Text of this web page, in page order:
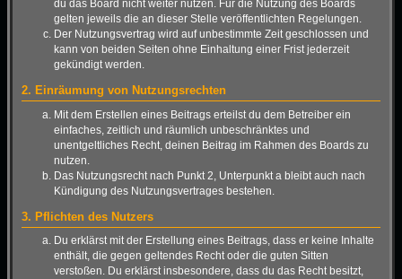
du das Board nicht weiter nutzen. Für die Nutzung des Boards
gelten jeweils die an dieser Stelle veröffentlichten Regelungen.
Der Nutzungsvertrag wird auf unbestimmte Zeit geschlossen und
kann von beiden Seiten ohne Einhaltung einer Frist jederzeit
gekündigt werden.
2. Einräumung von Nutzungsrechten
Mit dem Erstellen eines Beitrags erteilst du dem Betreiber ein
einfaches, zeitlich und räumlich unbeschränktes und
unentgeltliches Recht, deinen Beitrag im Rahmen des Boards zu
nutzen.
Das Nutzungsrecht nach Punkt 2, Unterpunkt a bleibt auch nach
Kündigung des Nutzungsvertrages bestehen.
3. Pflichten des Nutzers
Du erklärst mit der Erstellung eines Beitrags, dass er keine Inhalte
enthält, die gegen geltendes Recht oder die guten Sitten
verstoßen. Du erklärst insbesondere, dass du das Recht besitzt,